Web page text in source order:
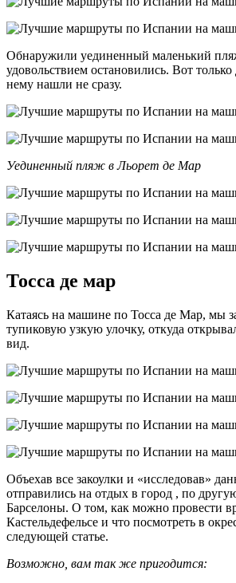
Обнаружили уединенный маленький
удовольствием остановились. Вот
нему нашли не сразу.
Уединенный пляж в Льорет де Мар
Тосса де мар
Катаясь на машине по Тосса де Мар, мы
тупиковую узкую улочку, откуда
вид.
Объехав все закоулки и «исследовав»
отправились на отдых в город , по
Барселоны. О том, как можно провести
Кастельдефельсе и что посмотреть в
следующей статье.
Возможно, вам так же пригодится: